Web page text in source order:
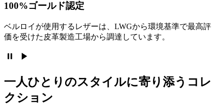
100%ゴールド認定
ベルロイが使用するレザーは、LWGから環境基準で最高評
価を受けた皮革製造工場から調達しています。
一人ひとりのスタイルに寄り添うコレ
クション